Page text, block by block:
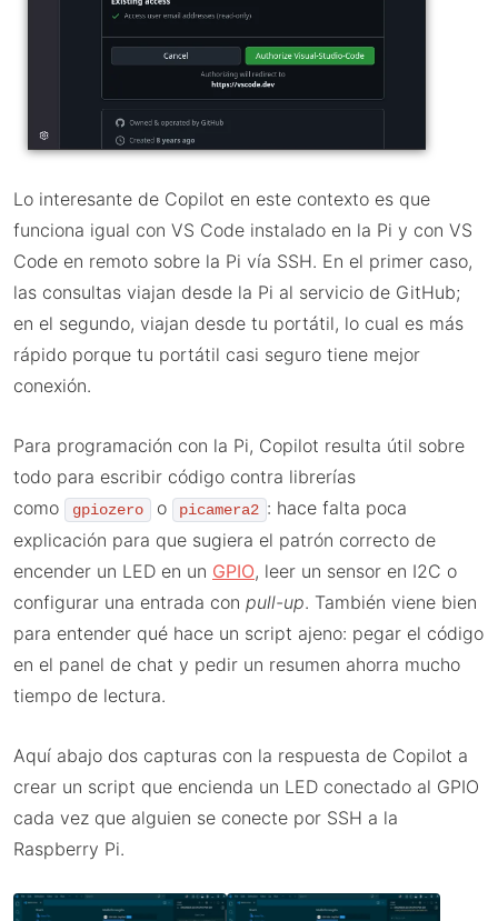
Lo interesante de Copilot en este contexto es que
funciona igual con VS Code instalado en la Pi y con VS
Code en remoto sobre la Pi vía SSH. En el primer caso,
las consultas viajan desde la Pi al servicio de GitHub;
en el segundo, viajan desde tu portátil, lo cual es más
rápido porque tu portátil casi seguro tiene mejor
conexión.
Para programación con la Pi, Copilot resulta útil sobre
todo para escribir código contra librerías
como
gpiozero o picamera2 : hace falta poca
explicación para que sugiera el patrón correcto de
encender un LED en un GPIO, leer un sensor en I2C o
configurar una entrada con pull-up. También viene bien
para entender qué hace un script ajeno: pegar el código
en el panel de chat y pedir un resumen ahorra mucho
tiempo de lectura.
Aquí abajo dos capturas con la respuesta de Copilot a
crear un script que encienda un LED conectado al GPIO
cada vez que alguien se conecte por SSH a la
Raspberry Pi.